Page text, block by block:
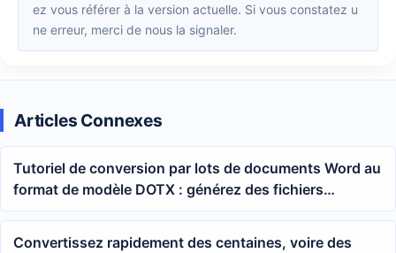
ez vous référer à la version actuelle. Si vous constatez u
ne erreur, merci de nous la signaler.
Articles Connexes
Tutoriel de conversion par lots de documents Word au
format de modèle DOTX : générez des fichiers
modèles en un clic à partir de documents docx et doc
Convertissez rapidement des centaines, voire des